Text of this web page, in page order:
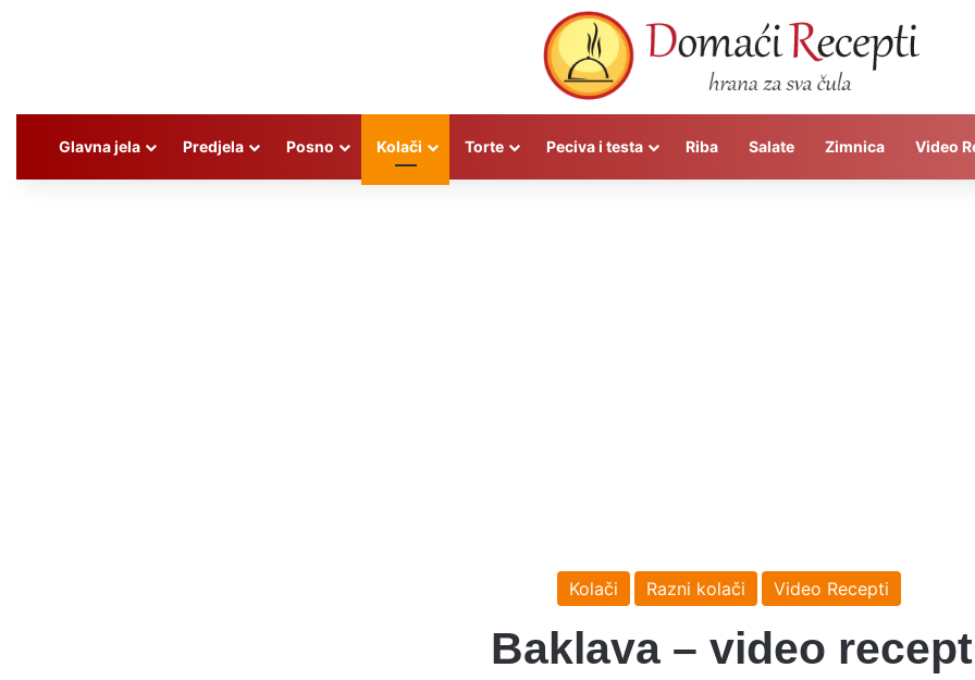
Glavna jela Predjela Posno Kolači Torte Peciva i testa Riba Salate Zimnica Video
Kolači Razni kolači Video Recepti
Baklava – video recept